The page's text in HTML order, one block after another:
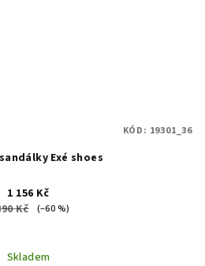
Exé shoes
1 156 Kč
Kč
(–60 %)
Skladem
KÓD: 19301_36